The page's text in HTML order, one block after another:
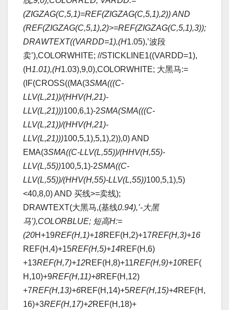
(ZIGZAG(C,5,1)=REF(ZIGZAG(C,5,1),2)) AND
(REF(ZIGZAG(C,5,1),2)>=REF(ZIGZAG(C,5,1),3));
DRAWTEXT((VARDD=1),(H1.05),’波段
卖’),COLORWHITE; //STICKLINE1((VARDD=1),
(H 1.01),(H1.03),9,0),COLORWHITE; 大黑马:=
(IF(CROSS((MA(3SMA(((C-
LLV(L,21))/(HHV(H,21)-
LLV(L,21)))100,6,1)-2SMA(SMA(((C-
LLV(L,21))/(HHV(H,21)-
LLV(L,21)))100,5,1),5,1),2)),0) AND
EMA(3SMA((C-LLV(L,55))/(HHV(H,55)-
LLV(L,55))100,5,1)-2SMA((C-
LLV(L,55))/(HHV(H,55)-LLV(L,55))100,5,1),5)
<40,8,0) AND 买线>=卖线);
DRAWTEXT(大黑马,(基线0.94),’-大黑
马’),COLORBLUE; 短高H:=
(20H+19REF(H,1)+18REF(H,2)+17REF(H,3)+16
REF(H,4)+15REF(H,5)+14REF(H,6)
+13REF(H,7)+12REF(H,8)+11REF(H,9)+10REF(
H,10)+9REF(H,11)+8REF(H,12)
+7REF(H,13)+6REF(H,14)+5REF(H,15)+4REF(H,
16)+3REF(H,17)+2REF(H,18)+